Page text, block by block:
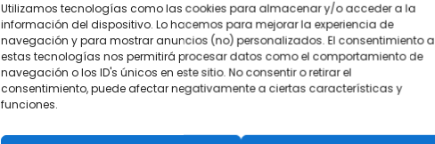
Utilizamos tecnologías como las cookies para almacenar y/o acceder a la
información del dispositivo. Lo hacemos para mejorar la experiencia de
navegación y para mostrar anuncios (no) personalizados. El consentimiento a
estas tecnologías nos permitirá procesar datos como el comportamiento de
navegación o los ID's únicos en este sitio. No consentir o retirar el
consentimiento, puede afectar negativamente a ciertas características y
funciones.